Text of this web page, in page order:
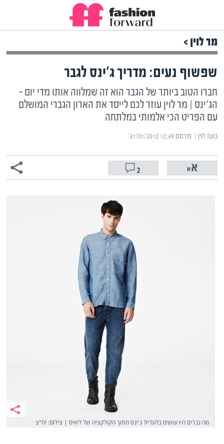
מר לוין >
שפשוף נעים: מדריך ג'ינס לגבר
חברו הטוב ביותר של הגבר הוא זה שמלווה אותו מדי יום –
הג'ינס | מר לוין עוזר לכם לייסד את הארון הגברי המושלם
עם הפריט הכי אלמותי במלתחה
בועז לוין | ‏פורסם ‎31/01/2012 12:49
2
מה גברים היו עושים בלעדיו? ג'ינס מתוך הקולקציה של ליוויס | צילום: יח"צ